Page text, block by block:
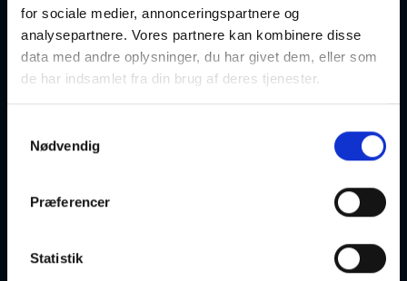
for sociale medier, annonceringspartnere og
analysepartnere. Vores partnere kan kombinere disse
data med andre oplysninger, du har givet dem, eller som
de har indsamlet fra din brug af deres tjenester.
Nødvendig
Præferencer
Statistik
cirkusprinsessen gør sin entré.
I foredraget fortæller jeg om livet i cirkus og om sandheden
bag myterne og hverdagen i manegen. For mig er cirkus
mere end glitter og
strudsefjer. Det er en dybt rodfæstet kulturarv og en unik
heste på.
om
min tid i USA og om livet i dag på Cirkusgården i Løkken.
ind på spørgsmålet om, hvordan man viderefører et